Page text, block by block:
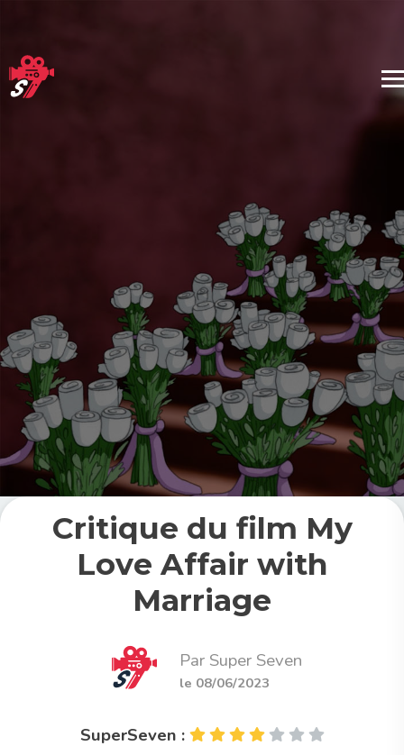
Critique du film My
Love Affair with
Marriage
Par Super Seven
le 08/06/2023
SuperSeven :